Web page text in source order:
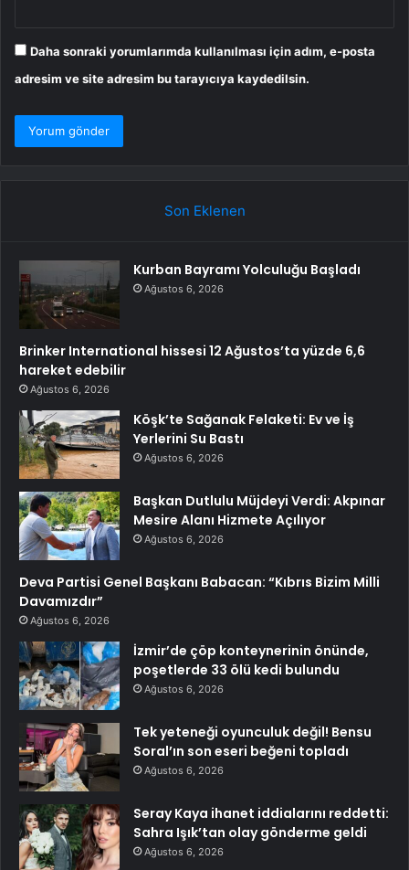
Daha sonraki yorumlarımda kullanılması için adım, e-posta
adresim ve site adresim bu tarayıcıya kaydedilsin.
Son Eklenen
Kurban Bayramı Yolculuğu Başladı
Ağustos 6, 2026
Brinker International hissesi 12 Ağustos’ta yüzde 6,6
hareket edebilir
Ağustos 6, 2026
Köşk’te Sağanak Felaketi: Ev ve İş
Yerlerini Su Bastı
Ağustos 6, 2026
Başkan Dutlulu Müjdeyi Verdi: Akpınar
Mesire Alanı Hizmete Açılıyor
Ağustos 6, 2026
Deva Partisi Genel Başkanı Babacan: “Kıbrıs Bizim Milli
Davamızdır”
Ağustos 6, 2026
İzmir’de çöp konteynerinin önünde,
poşetlerde 33 ölü kedi bulundu
Ağustos 6, 2026
Tek yeteneği oyunculuk değil! Bensu
Soral’ın son eseri beğeni topladı
Ağustos 6, 2026
Seray Kaya ihanet iddialarını reddetti:
Sahra Işık’tan olay gönderme geldi
Ağustos 6, 2026